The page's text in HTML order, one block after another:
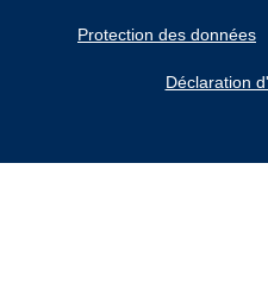
Protection des données
Déclaration